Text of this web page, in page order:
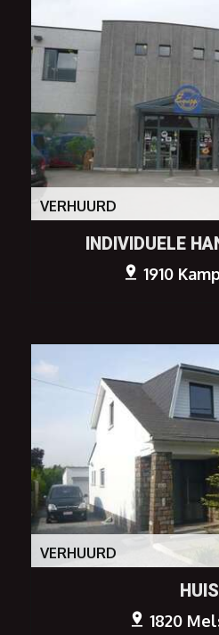
VERHUURD
INDIVIDUELE
1910
VERHUURD
HUIS
1820